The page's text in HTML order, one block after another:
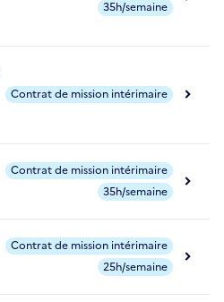
35h/semaine
Contrat de mission intérimaire
Contrat de mission intérimaire
35h/semaine
Contrat de mission intérimaire
25h/semaine